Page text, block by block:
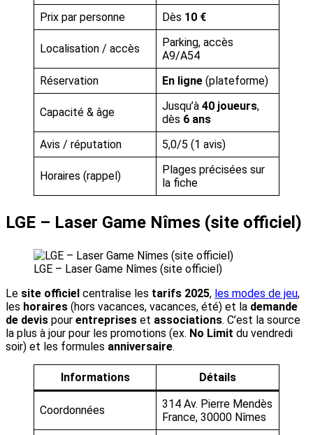
Prix par personne
Dès 10 €
Localisation / accès
Parking, accès
A9/A54
Réservation
En ligne (plateforme)
Capacité & âge Jusqu’à 40 joueurs,
dès 6 ans
Avis / réputation
5,0/5 (1 avis)
Horaires (rappel)
Plages précisées sur
la fiche
LGE – Laser Game Nîmes (site officiel)
LGE – Laser Game Nîmes (site officiel)
Le site officiel centralise les tarifs 2025, les modes de jeu,
les horaires (hors vacances, vacances, été) et la demande
de devis pour entreprises et associations. C’est la source
la plus à jour pour les promotions (ex. No Limit du vendredi
soir) et les formules anniversaire.
Informations Détails
Coordonnées
314 Av. Pierre Mendès
France, 30000 Nîmes